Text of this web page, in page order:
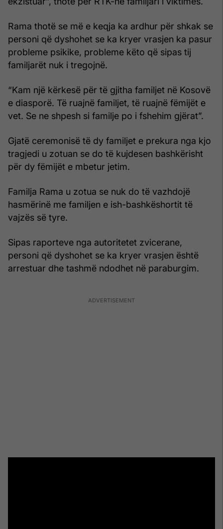
Rama thotë se më e keqja ka ardhur për shkak se
personi që dyshohet se ka kryer vrasjen ka pasur
probleme psikike, probleme këto që sipas tij
familjarët nuk i tregojnë.
“Kam një kërkesë për të gjitha familjet në Kosovë
e diasporë. Të ruajnë familjet, të ruajnë fëmijët e
vet. Se ne shpesh si familje po i fshehim gjërat”.
Gjatë ceremonisë të dy familjet e prekura nga kjo
tragjedi u zotuan se do të kujdesen bashkërisht
për dy fëmijët e mbetur jetim.
Familja Rama u zotua se nuk do të vazhdojë
hasmërinë me familjen e ish-bashkëshortit të
vajzës së tyre.
Sipas raporteve nga autoritetet zvicerane,
personi që dyshohet se ka kryer vrasjen është
arrestuar dhe tashmë ndodhet në paraburgim.